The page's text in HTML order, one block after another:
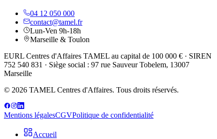
04 12 050 000
contact@tamel.fr
Lun-Ven 9h-18h
Marseille & Toulon
EURL Centres d'Affaires TAMEL au capital de 100 000 € · SIREN
752 540 831 · Siège social : 97 rue Sauveur Tobelem, 13007
Marseille
© 2026 TAMEL Centres d'Affaires. Tous droits réservés.
Mentions légalesCGVPolitique de confidentialité
Accueil